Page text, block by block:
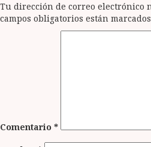
Tu dirección de correo electrónico
campos obligatorios están
Comentario *